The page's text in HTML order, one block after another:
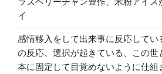
イ
感情移入をして出来事に反応してい
の反応、選択が起きている、この世
本に固定して目覚めないように仕組